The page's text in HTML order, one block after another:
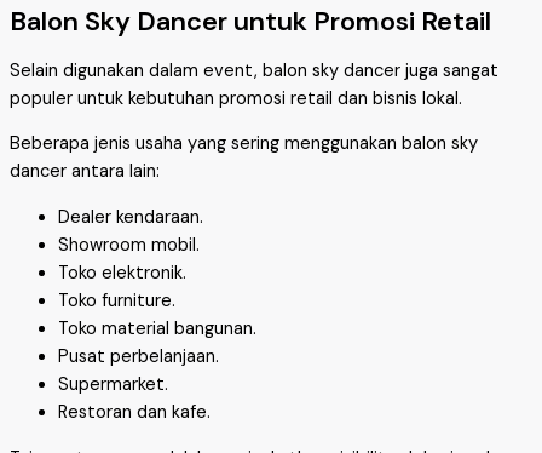
Balon Sky Dancer untuk Promosi Retail
Selain digunakan dalam event, balon sky dancer juga sangat
populer untuk kebutuhan promosi retail dan bisnis lokal.
Beberapa jenis usaha yang sering menggunakan balon sky
dancer antara lain:
Dealer kendaraan.
Showroom mobil.
Toko elektronik.
Toko furniture.
Toko material bangunan.
Pusat perbelanjaan.
Supermarket.
Restoran dan kafe.